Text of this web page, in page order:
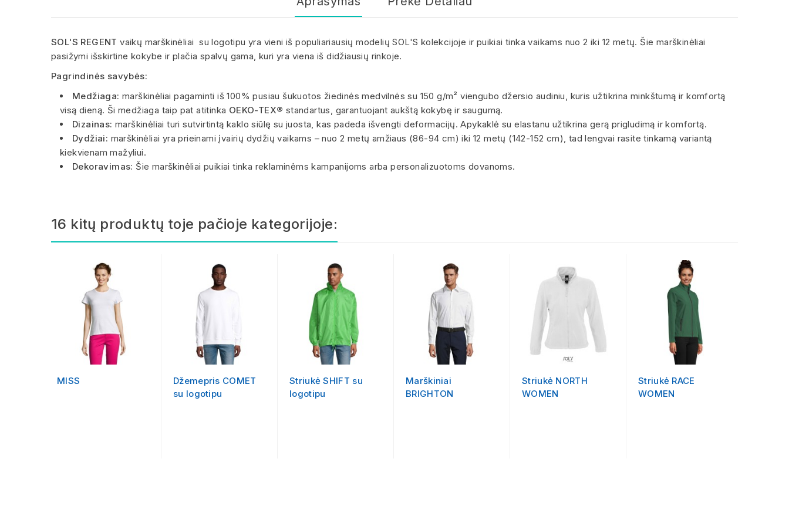
SOL'S REGENT vaikų marškinėliai su logotipu yra vieni iš populiariausių modelių SOL'S kolekcijoje ir puikiai tinka vaikams nuo 2 iki 12 metų. Šie marškinėliai
pasižymi išskirtine kokybe ir plačia spalvų gama, kuri yra viena iš didžiausių rinkoje.
Pagrindinės savybės:
Medžiaga: marškinėliai pagaminti iš 100% pusiau šukuotos žiedinės medvilnės su 150 g/m² viengubo džersio audiniu, kuris užtikrina minkštumą ir komfortą
visą dieną. Ši medžiaga taip pat atitinka OEKO-TEX® standartus, garantuojant aukštą kokybę ir saugumą.
Dizainas: marškinėliai turi sutvirtintą kaklo siūlę su juosta, kas padeda išvengti deformacijų. Apykaklė su elastanu užtikrina gerą prigludimą ir komfortą.
Dydžiai: marškinėliai yra prieinami įvairių dydžių vaikams – nuo 2 metų amžiaus (86-94 cm) iki 12 metų (142-152 cm), tad lengvai rasite tinkamą variantą
kiekvienam mažyliui.
Dekoravimas: Šie marškinėliai puikiai tinka reklaminėms kampanijoms arba personalizuotoms dovanoms.
16 kitų produktų toje pačioje kategorijoje:
MISS
Džemepris COMET
su logotipu
Striukė SHIFT su
logotipu
Marškiniai
BRIGHTON
Striukė NORTH
WOMEN
Striukė RACE
WOMEN